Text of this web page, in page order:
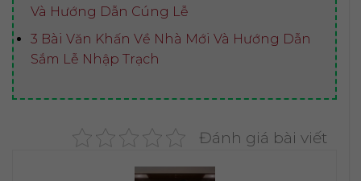
Và Hướng Dẫn Cúng Lễ
3 Bài Văn Khấn Về Nhà Mới Và Hướng Dẫn
Sắm Lễ Nhập Trạch
Đánh giá bài viết